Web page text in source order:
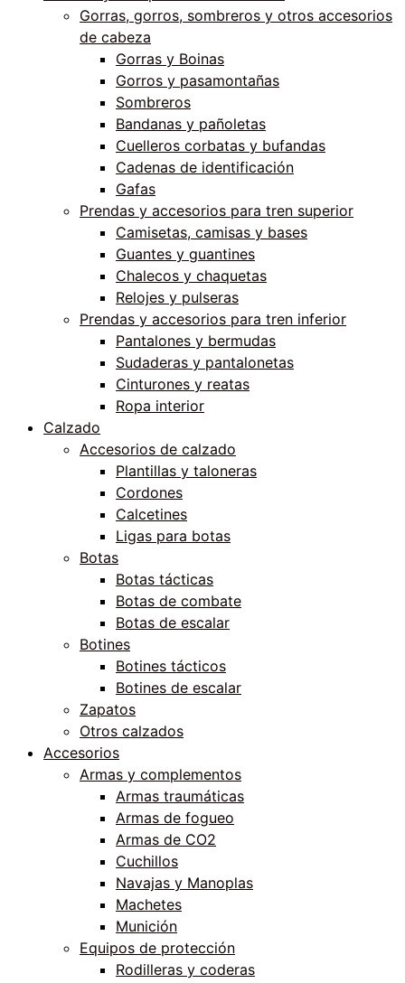
Gorras, gorros, sombreros y otros accesorios
de cabeza
Gorras y Boinas
Gorros y pasamontañas
Sombreros
Bandanas y pañoletas
Cuelleros corbatas y bufandas
Cadenas de identificación
Gafas
Prendas y accesorios para tren superior
Camisetas, camisas y bases
Guantes y guantines
Chalecos y chaquetas
Relojes y pulseras
Prendas y accesorios para tren inferior
Pantalones y bermudas
Sudaderas y pantalonetas
Cinturones y reatas
Ropa interior
Calzado
Accesorios de calzado
Plantillas y taloneras
Cordones
Calcetines
Ligas para botas
Botas
Botas tácticas
Botas de combate
Botas de escalar
Botines
Botines tácticos
Botines de escalar
Zapatos
Otros calzados
Accesorios
Armas y complementos
Armas traumáticas
Armas de fogueo
Armas de CO2
Cuchillos
Navajas y Manoplas
Machetes
Munición
Equipos de protección
Rodilleras y coderas